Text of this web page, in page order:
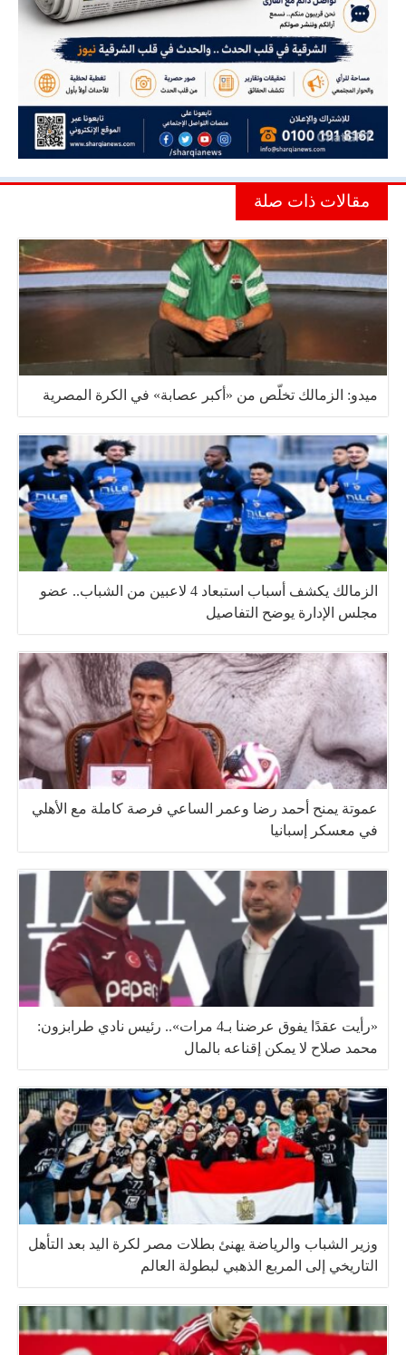
مقالات ذات صلة
ميدو: الزمالك تخلّص من «أكبر عصابة» في الكرة المصرية
الزمالك يكشف أسباب استبعاد 4 لاعبين من الشباب.. عضو
مجلس الإدارة يوضح التفاصيل
عموتة يمنح أحمد رضا وعمر الساعي فرصة كاملة مع الأهلي
في معسكر إسبانيا
«رأيت عقدًا يفوق عرضنا بـ4 مرات».. رئيس نادي طرابزون:
محمد صلاح لا يمكن إقناعه بالمال
وزير الشباب والرياضة يهنئ بطلات مصر لكرة اليد بعد التأهل
التاريخي إلى المربع الذهبي لبطولة العالم